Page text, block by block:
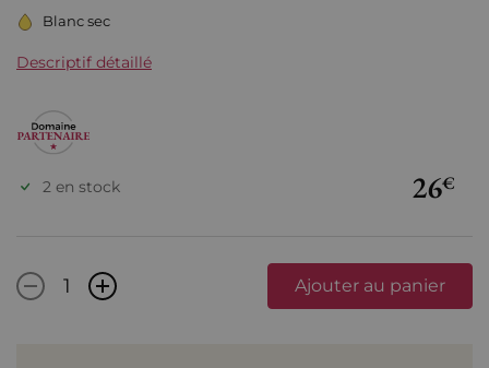
Blanc sec
Descriptif détaillé
26€
2 en stock
- + Ajouter au panier